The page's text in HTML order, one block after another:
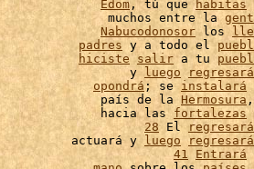
Edom , tú que habitas
muchos entre la
Nabucodonosor los
padres y a todo el
hiciste salir a tu
y luego
regresará
opondrá ; se instalará
país de la Hermosura
hacia las fortalezas
28 El regresará
actuará y luego regresará
41 Entrará